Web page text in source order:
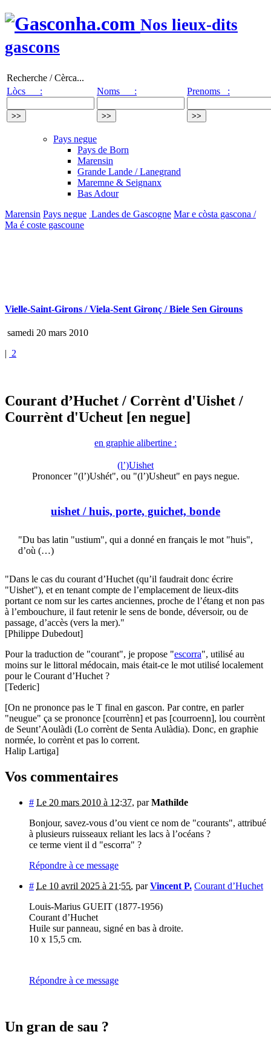
Nos lieux-dits
gascons
Recherche / Cèrca...
Lòcs :
Noms : Prenoms :
Pays negue
Pays de Born
Marensin
Grande Lande / Lanegrand
Maremne & Seignanx
Bas Adour
Marensin Pays negue Landes de Gascogne Mar e còsta gascona /
Ma é coste gascoune
Vielle-Saint-Girons / Viela-Sent Gironç / Biele Sen Girouns
samedi 20 mars 2010
| 2
Courant d’Huchet / Corrènt d'Uishet /
Courrènt d'Ucheut [en negue]
en graphie alibertine :
(l’)Uishet
Prononcer "(l’)Ushét", ou "(l’)Usheut" en pays negue.
uishet / huis, porte, guichet, bonde
"Du bas latin "ustium", qui a donné en français le mot "huis",
d’où (…)
"Dans le cas du courant d’Huchet (qu’il faudrait donc écrire
"Uishet"), et en tenant compte de l’emplacement de lieux-dits
portant ce nom sur les cartes anciennes, proche de l’étang et non pas
à l’embouchure, il faut retenir le sens de bonde, déversoir, ou de
passage, d’accès (vers la mer)."
[Philippe Dubedout]
Pour la traduction de "courant", je propose "escorra", utilisé au
moins sur le littoral médocain, mais était-ce le mot utilisé localement
pour le Courant d’Huchet ?
[Tederic]
[On ne prononce pas le T final en gascon. Par contre, en parler
"neugue" ça se prononce [courrènn] et pas [courroenn], lou courrènt
de Seunt’Aoulàdi (Lo corrènt de Senta Aulàdia). Donc, en graphie
normée, lo corrènt et pas lo corrent.
Halip Lartiga]
Vos commentaires
# Le 20 mars 2010 à 12:37, parMathilde
Bonjour, savez-vous d’ou vient ce nom de "courants", attribué
à plusieurs ruisseaux reliant les lacs à l’océans ?
ce terme vient il d "escorra" ?
Répondre à ce message
# Le 10 avril 2025 à 21:55, parVincent P. Courant d’Huchet
Louis-Marius GUEIT (1877-1956)
Courant d’Huchet
Huile sur panneau, signé en bas à droite.
10 x 15,5 cm.
Répondre à ce message
Un gran de sau ?